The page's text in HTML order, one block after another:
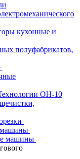
кухонные и
полуфабрикатов,
ОН-10
машины
машины